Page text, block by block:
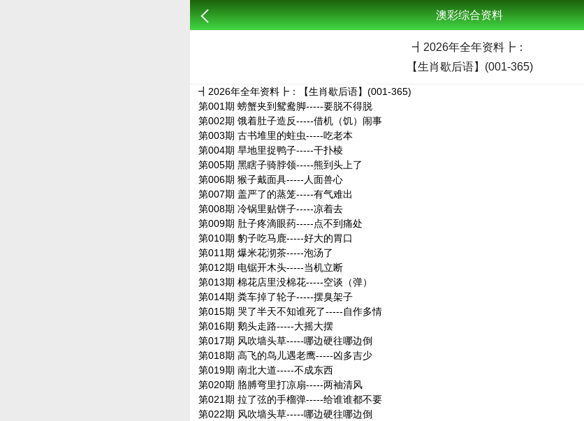
澳彩综合资料
┫ 2026年全年资料┣：
【生肖歇后语】(001-365)
┫2026年全年资料┣：【生肖歇后语】(001-365)
第001期 螃蟹夹到鸳鸯脚-----要脱不得脱
第002期 饿着肚子造反-----借机（饥）闹事
第003期 古书堆里的蛀虫-----吃老本
第004期 旱地里捉鸭子-----干扑棱
第005期 黑瞎子骑脖领-----熊到头上了
第006期 猴子戴面具-----人面兽心
第007期 盖严了的蒸笼-----有气难出
第008期 冷锅里贴饼子-----凉着去
第009期 肚子疼滴眼药-----点不到痛处
第010期 豹子吃马鹿-----好大的胃口
第011期 爆米花沏茶-----泡汤了
第012期 电锯开木头-----当机立断
第013期 棉花店里没棉花-----空谈（弹）
第014期 粪车掉了轮子-----摆臭架子
第015期 哭了半天不知谁死了-----自作多情
第016期 鹅头走路-----大摇大摆
第017期 风吹墙头草-----哪边硬往哪边倒
第018期 高飞的鸟儿遇老鹰-----凶多吉少
第019期 南北大道-----不成东西
第020期 胳膊弯里打凉扇-----两袖清风
第021期 拉了弦的手榴弹-----给谁谁都不要
第022期 风吹墙头草-----哪边硬往哪边倒